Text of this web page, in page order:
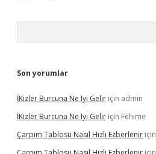
Son yorumlar
İKizler Burcuna Ne Iyi Gelir için admin
İKizler Burcuna Ne Iyi Gelir için Fehime
Çarpım Tablosu Nasıl Hızlı Ezberlenir için